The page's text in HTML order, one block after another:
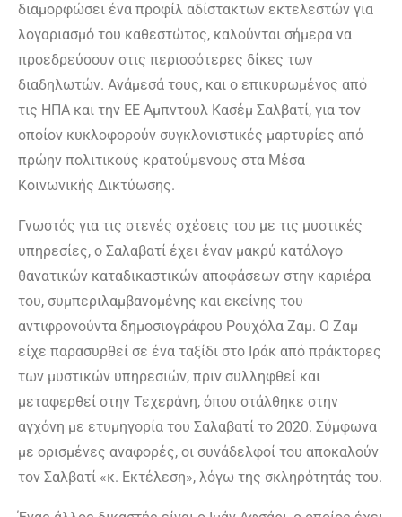
διαμορφώσει ένα προφίλ αδίστακτων εκτελεστών για
λογαριασμό του καθεστώτος, καλούνται σήμερα να
προεδρεύσουν στις περισσότερες δίκες των
διαδηλωτών. Ανάμεσά τους, και ο επικυρωμένος από
τις ΗΠΑ και την ΕΕ Αμπντουλ Κασέμ Σαλβατί, για τον
οποίον κυκλοφορούν συγκλονιστικές μαρτυρίες από
πρώην πολιτικούς κρατούμενους στα Μέσα
Κοινωνικής Δικτύωσης.
Γνωστός για τις στενές σχέσεις του με τις μυστικές
υπηρεσίες, ο Σαλαβατί έχει έναν μακρύ κατάλογο
θανατικών καταδικαστικών αποφάσεων στην καριέρα
του, συμπεριλαμβανομένης και εκείνης του
αντιφρονούντα δημοσιογράφου Ρουχόλα Ζαμ. Ο Ζαμ
είχε παρασυρθεί σε ένα ταξίδι στο Ιράκ από πράκτορες
των μυστικών υπηρεσιών, πριν συλληφθεί και
μεταφερθεί στην Τεχεράνη, όπου στάλθηκε στην
αγχόνη με ετυμηγορία του Σαλαβατί το 2020. Σύμφωνα
με ορισμένες αναφορές, οι συνάδελφοί του αποκαλούν
τον Σαλβατί «κ. Εκτέλεση», λόγω της σκληρότητάς του.